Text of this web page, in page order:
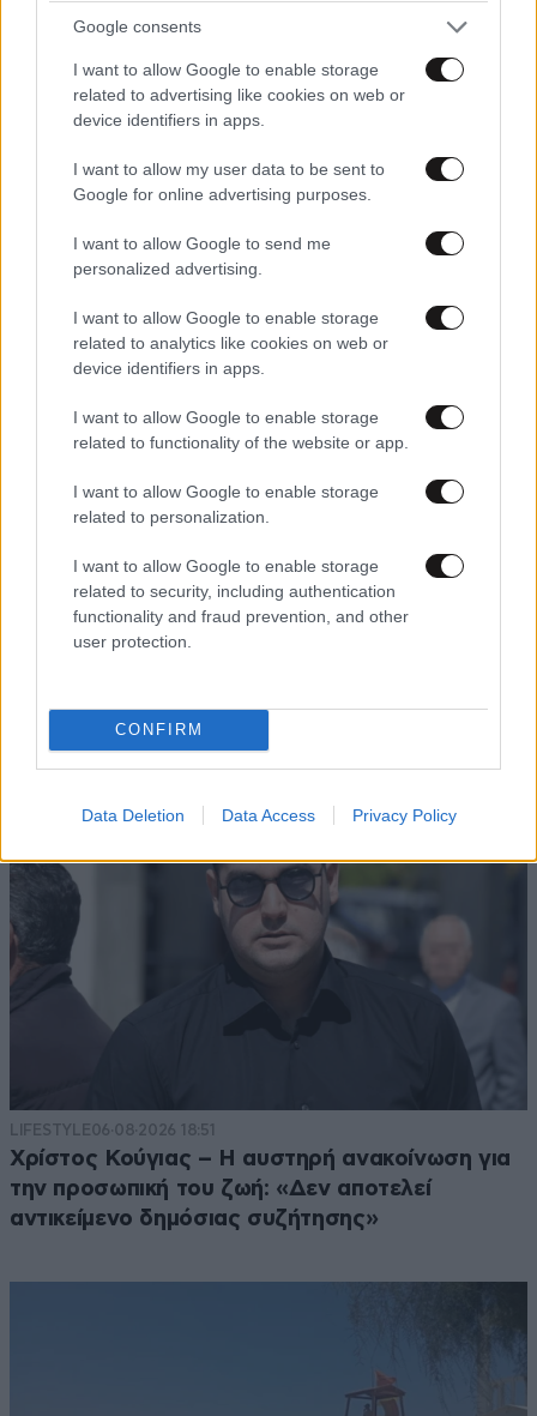
Google consents
I want to allow Google to enable storage
related to advertising like cookies on web or
device identifiers in apps.
I want to allow my user data to be sent to
Google for online advertising purposes.
I want to allow Google to send me
personalized advertising.
I want to allow Google to enable storage
related to analytics like cookies on web or
device identifiers in apps.
I want to allow Google to enable storage
related to functionality of the website or app.
I want to allow Google to enable storage
related to personalization.
I want to allow Google to enable storage
related to security, including authentication
functionality and fraud prevention, and other
user protection.
CONFIRM
Data Deletion Data Access Privacy Policy
πότε 06·05·2018 13:38
μουντζαλιά;
LIFESTYLE06·08·2026 18:51
Χρίστος Κούγιας – Η αυστηρή ανακοίνωση για
την προσωπική του ζωή: «Δεν αποτελεί
αντικείμενο δημόσιας συζήτησης»